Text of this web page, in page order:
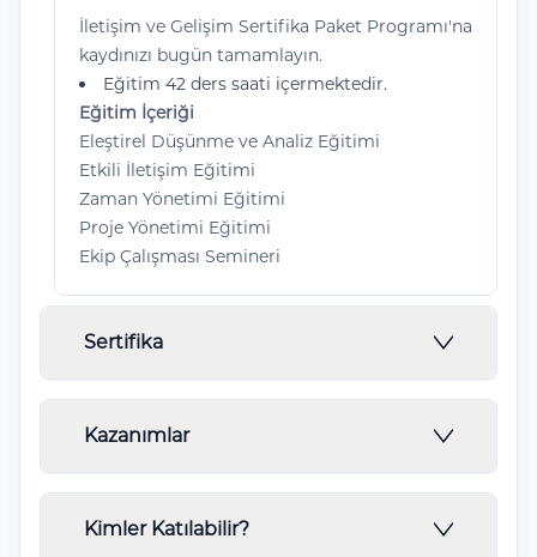
İletişim ve Gelişim Sertifika Paket Programı'na
kaydınızı bugün tamamlayın.
Eğitim 42 ders saati içermektedir.
Eğitim İçeriği
Eleştirel Düşünme ve Analiz Eğitimi
Etkili İletişim Eğitimi
Zaman Yönetimi Eğitimi
Proje Yönetimi Eğitimi
Ekip Çalışması Semineri
Sertifika
Örneği verilen belgede ''Örnek'' olarak
Eğitim Sonunda ;KTO Karatay Üniversitesi
Kazanımlar
Eğitim süreci sonucunda elde edeceğiniz
Kimler Katılabilir?